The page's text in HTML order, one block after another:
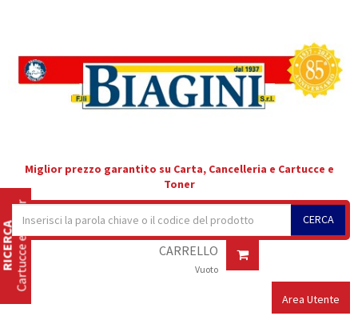
Miglior prezzo garantito su Carta, Cancelleria e Cartucce e
Toner
CERCA
CARRELLO
Vuoto
Area Utente
Cartucce e Toner